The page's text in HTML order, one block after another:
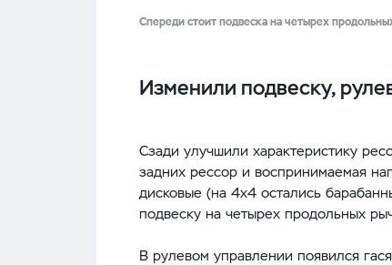
Спереди стоит подвеска на четырех
Изменили подвеску,
Сзади улучшили характеристику
задних рессор и воспринимаемая
дисковые (на 4х4 остались
подвеску на четырех продольных
В рулевом управлении появился